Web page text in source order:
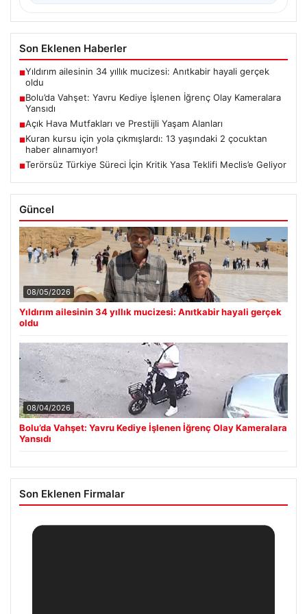
Son Eklenen Haberler
■Yıldırım ailesinin 34 yıllık mucizesi: Anıtkabir hayali gerçek
oldu
■Bolu’da Vahşet: Yavru Kediye İşlenen İğrenç Olay Kameralara
Yansıdı
■Açık Hava Mutfakları ve Prestijli Yaşam Alanları
■Kuran kursu için yola çıkmışlardı: 13 yaşındaki 2 çocuktan
haber alınamıyor!
■Terörsüz Türkiye Süreci İçin Kritik Yasa Teklifi Meclis’e Geliyor
Güncel
08/05/2026
Yıldırım ailesinin 34 yıllık mucizesi: Anıtkabir hayali gerçek
oldu
08/04/2026
Bolu’da Vahşet: Yavru Kediye İşlenen İğrenç Olay Kameralara
Yansıdı
Son Eklenen Firmalar